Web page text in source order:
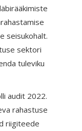
seisukohalt.
sektori
tuleviku
audit 2022.
rahastuse
riigiteede